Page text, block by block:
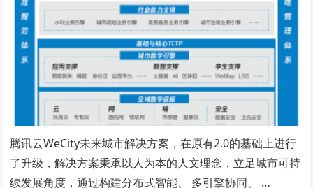
腾讯云WeCity未来城市解决方案，在原有2.0的基础上进行
了升级，解决方案秉承以人为本的人文理念，立足城市可持
续发展角度，通过构建分布式智能、 多引擎协同、 …